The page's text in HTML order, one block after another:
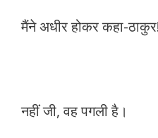
मैंने अधीर होकर कहा-
नहीं जी, वह पगली है।